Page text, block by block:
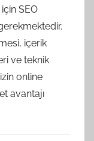
SEO
içerik
ve teknik
online
avantajı